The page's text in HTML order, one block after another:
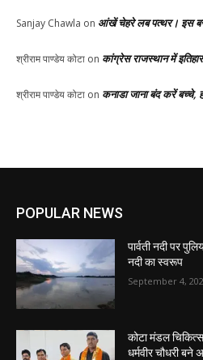
Sanjay Chawla on आंखें चेहरे लब पत्थर। इस
श्रीराम पाण्डेय कोटा on कांग्रेस राजस्थान में
श्रीराम पाण्डेय कोटा on कनाडा जाना बंद करें बच्चे,
POPULAR NEWS
पार्वती नदी पर
नदी का स्वरूप
September 4,
कोटा मंडल
धर्मवीर चौधरी बने